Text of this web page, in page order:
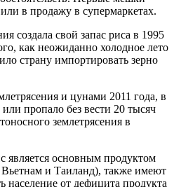
в продажу в супермаркетах.
создала свой запас риса в 1995
как неожиданно холодное лето
страну импортировать зерно
и цунами 2011 года, в
пропало без вести 20 тысяч
землетрясения в
является основным продуктом
и Таиланд), также имеют
население от дефицита продукта